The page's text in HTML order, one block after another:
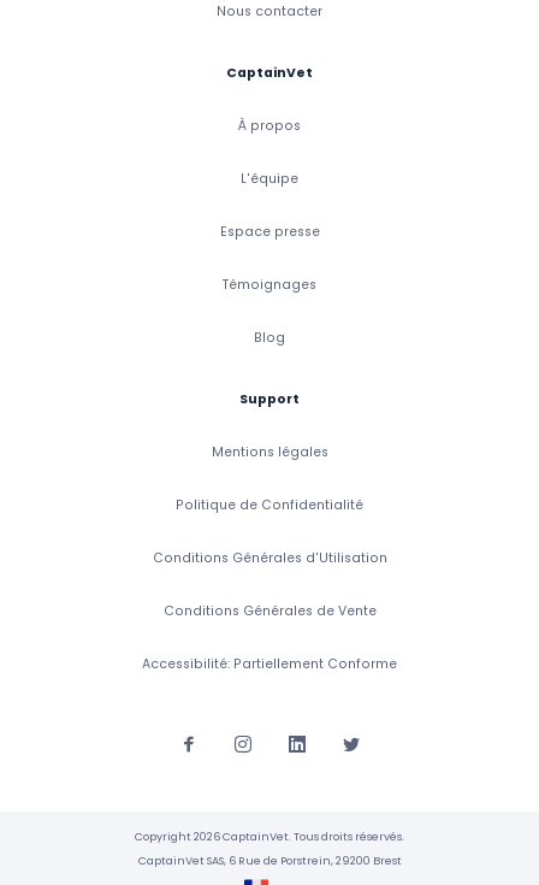
Nous contacter
CaptainVet
À propos
L'équipe
Espace presse
Témoignages
Blog
Support
Mentions légales
Politique de Confidentialité
Conditions Générales d'Utilisation
Conditions Générales de Vente
Accessibilité: Partiellement Conforme
Copyright 2026 CaptainVet. Tous droits réservés.
CaptainVet SAS, 6 Rue de Porstrein, 29200 Brest